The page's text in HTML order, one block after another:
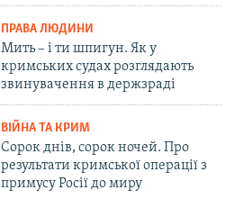
ПРАВА ЛЮДИНИ
Мить – і ти шпигун. Як у
кримських судах розглядають
звинувачення в держзраді
ВІЙНА ТА КРИМ
Сорок днів, сорок ночей. Про
результати кримської операції з
примусу Росії до миру